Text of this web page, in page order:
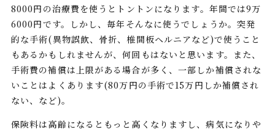
8000円の治療費を使うとトントンになります。年間では9万
6000円です。しかし、毎年そんなに使うでしょうか。突発
的な手術(異物誤飲、骨折、椎間板ヘルニアなど)で使うこと
もあるかもしれませんが、何回もはないと思います。また、
手術費の補償は上限がある場合が多く、一部しか補償されな
いことはよくあります(80万円の手術で15万円しか補償され
ない、など)。
保険料は高齢になるともっと高くなりますし、病気になりや